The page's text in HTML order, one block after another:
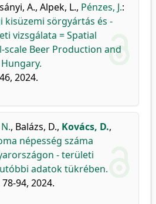
A., Alpek, L., Pénzes, J.:
kisüzemi sörgyártás és -
vizsgálata = Spatial
scale Beer Production and
2024.
, Balázs, D., Kovács, D.,
népesség száma
- területi
adatok tükrében.
94, 2024.